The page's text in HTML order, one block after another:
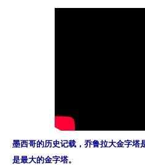
墨西哥的历史记载，乔鲁拉大金字塔
是最大的金字塔。